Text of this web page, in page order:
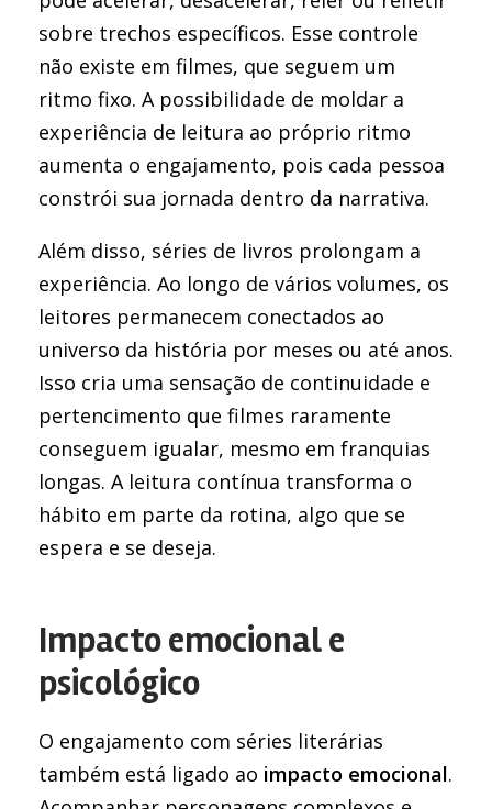
sobre trechos específicos. Esse controle
não existe em filmes, que seguem um
ritmo fixo. A possibilidade de moldar a
experiência de leitura ao próprio ritmo
aumenta o engajamento, pois cada pessoa
constrói sua jornada dentro da narrativa.
Além disso, séries de livros prolongam a
experiência. Ao longo de vários volumes, os
leitores permanecem conectados ao
universo da história por meses ou até anos.
Isso cria uma sensação de continuidade e
pertencimento que filmes raramente
conseguem igualar, mesmo em franquias
longas. A leitura contínua transforma o
hábito em parte da rotina, algo que se
espera e se deseja.
Impacto emocional e
psicológico
O engajamento com séries literárias
também está ligado ao impacto emocional.